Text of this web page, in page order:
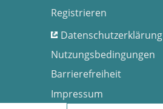
Registrieren
Datenschutzerklärung
Nutzungsbedingungen
Barrierefreiheit
Impressum